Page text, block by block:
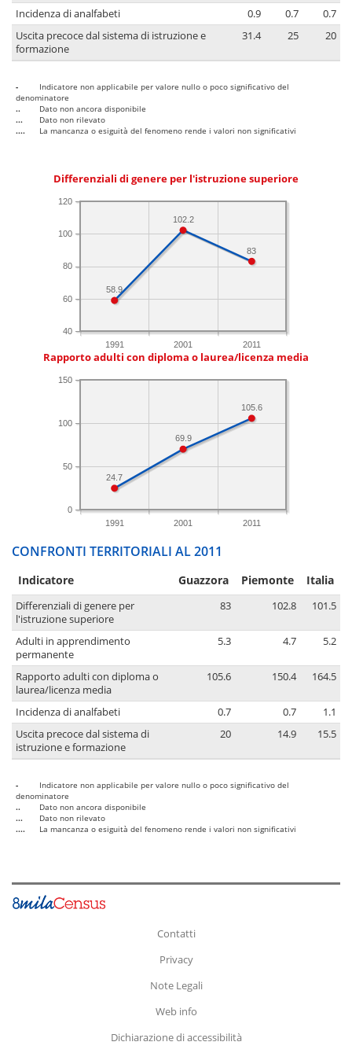
Incidenza di analfabeti 0.9 0.7
0.7
Uscita precoce dal sistema di istruzione e
formazione
31.4 25 20
-
Indicatore non applicabile per valore nullo o poco significativo del
denominatore
..
Dato non ancora disponibile
...
Dato non rilevato
....
La mancanza o esiguità del fenomeno rende i valori non significativi
Differenziali di genere per l'istruzione superiore
1991 2001 2011
40
60
80
100
120
83
102.2
58.9
Rapporto adulti con diploma o laurea/licenza media
1991 2001 2011
0
50
100
150
105.6
69.9
24.7
CONFRONTI TERRITORIALI AL 2011
Indicatore Guazzora Piemonte Italia
Differenziali di genere per
l'istruzione superiore
83 102.8 101.5
Adulti in apprendimento
permanente
5.3 4.7 5.2
Rapporto adulti con diploma o
laurea/licenza media
105.6 150.4 164.5
Incidenza di analfabeti 0.7 0.7
1.1
Uscita precoce dal sistema di
istruzione e formazione
20 14.9 15.5
-
Indicatore non applicabile per valore nullo o poco significativo del
denominatore
..
Dato non ancora disponibile
...
Dato non rilevato
....
La mancanza o esiguità del fenomeno rende i valori non significativi
Contatti
Privacy
Note Legali
Web info
Dichiarazione di accessibilità